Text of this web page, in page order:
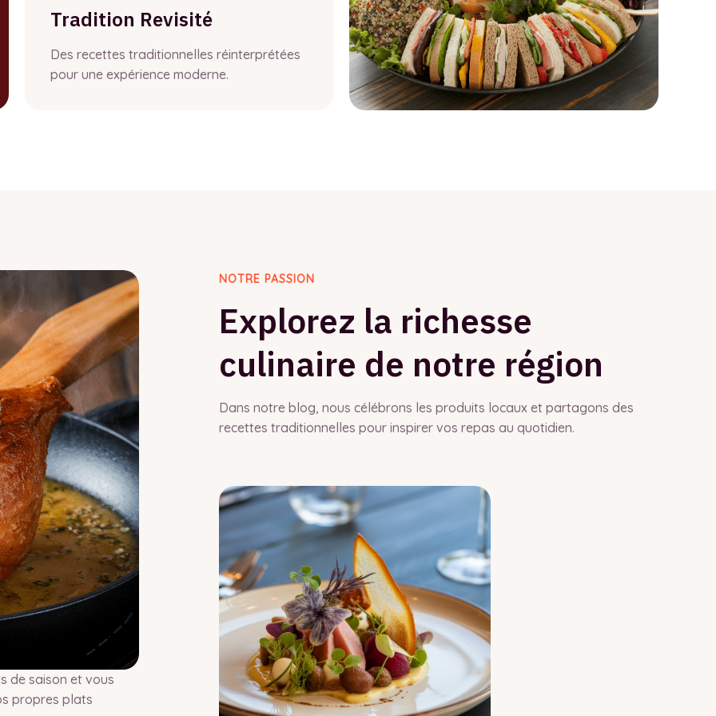
Tradition Revisité
Des recettes traditionnelles réinterprétées
pour une expérience moderne.
de saison et vous
propres plats
NOTRE PASSION
Explorez la richesse
culinaire de notre région
Dans notre blog, nous célébrons les produits locaux et partagons des
recettes traditionnelles pour inspirer vos repas au quotidien.